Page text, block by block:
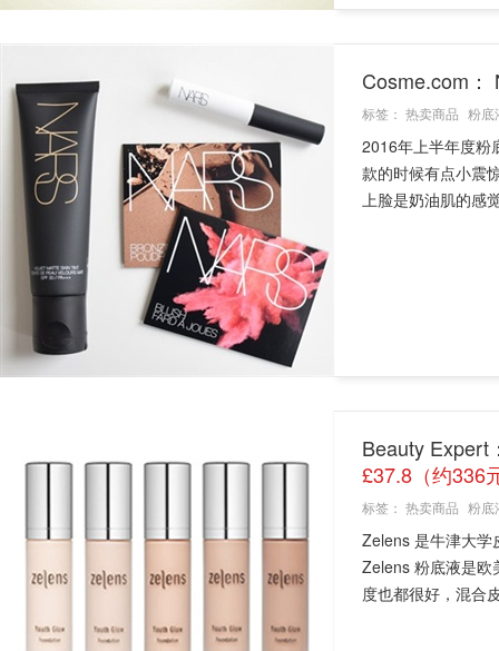
Cosme.com：
标签： 热卖商品 粉底
2016年上半年度粉
款的时候有点小震
上脸是奶油肌的感
Beauty Expert
£37.8（约336
标签： 热卖商品 粉底
Zelens 是牛津大学
Zelens 粉底液是欧
度也都很好，混合